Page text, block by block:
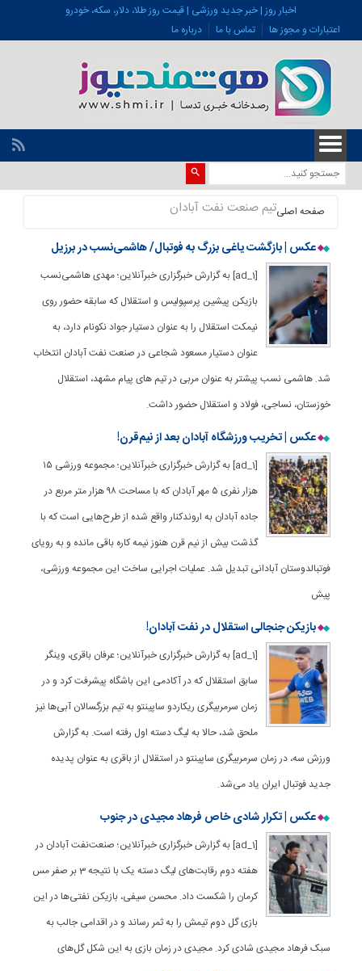
اخبار روز | خبر جدید ورزشی | قیمت روز طلا، دلار، سکه، خودرو
اعتبارات و مجوز ها
تماس با ما درباره ما
صفحه اصلیتیم صنعت نفت آبادان
عکس | بازگشت یاغی بزرگ به فوتبال/ هاشمی‌نسب در برزیل
[ad_1] به گزارش خبرگزاری خبرآنلاین؛ مهدی هاشمی‌نسب
بازیکن پیشین پرسپولیس و استقلال که سابقه حضور روی
نیمکت استقلال را به عنوان دستیار جواد نکونام دارد، به
عنوان دستیار مسعود شجاعی در صنعت نفت آبادان انتخاب
شد. هاشمی نسب پیشتر به عنوان مربی در تیم های پیام مشهد، استقلال
خوزستان، نساجی، فولاد و استقلال حضور داشت.
عکس | تخریب ورزشگاه آبادان بعد از نیم‌قرن!
[ad_1] به گزارش خبرگزاری خبرآنلاین؛ مجموعه ورزشی ۱۵
هزار نفری ۵ مهر آبادان که با مساحت ۹۸ هزار متر مربع در
جاده آبادان به اروندکنار واقع شده از طرح‌هایی است که با
گذشت بیش از نیم قرن هنوز نیمه کاره باقی مانده و به رویای
فوتبالدوستان آبادانی تبدیل شد. عملیات اجرایی ساخت این مجموعه ورزشی،
پیش
بازیکن جنجالی استقلال در نفت آبادان!
[ad_1] به گزارش خبرگزاری خبرآنلاین؛ عرفان باقری، وینگر
سابق استقلال که در آکادمی این باشگاه پیشرفت کرد و در
زمان سرمربیگری ریکاردو ساپینتو به تیم بزرگسالان آبی‌ها نیز
ملحق شد، حالا به لیگ دسته اول رفته است. به گزارش
ورزش سه، در زمان سرمربیگری ساپینتو در استقلال از باقری به عنوان پدیده
جدید فوتبال ایران یاد می‌شد.
عکس | تکرار شادی خاص فرهاد مجیدی در جنوب
[ad_1] به گزارش خبرگزاری خبرآنلاین؛ صنعت‌نفت آبادان در
هفته دوم رقابت‌های لیگ دسته یک با نتیجه 3 بر صفر مس
کرمان را شکست داد. محسن سیفی، بازیکن نفتی‌ها در این
بازی گل دوم تیمش را به ثمر رساند و در اقدامی جالب به
سبک فرهاد مجیدی شادی کرد. مجیدی در زمان بازی به این شکل گل‌های